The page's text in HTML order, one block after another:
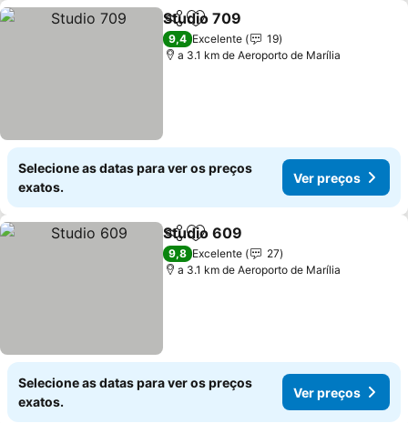
PartilharAdicionar aos favoritos
Studio 709
9,4 Excelente
19
a 3.1 km de Aeroporto de Marília
Selecione as datas para ver os preços
exatos.
Ver preços
PartilharAdicionar aos favoritos
Studio 609
9,8 Excelente
27
a 3.1 km de Aeroporto de Marília
Selecione as datas para ver os preços
exatos.
Ver preços